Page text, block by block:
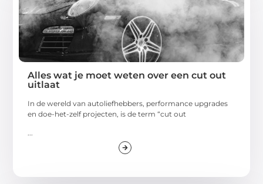
Alles wat je moet weten over een cut out
uitlaat
In de wereld van autoliefhebbers, performance upgrades
en doe-het-zelf projecten, is de term “cut out
...